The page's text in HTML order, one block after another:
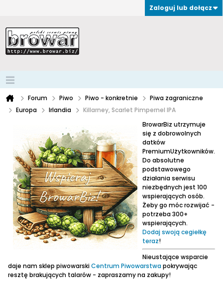
Zaloguj lub dołącz
Forum Piwo Piwo - konkretnie
Piwa zagraniczne
Europa
Irlandia
Killarney, Scarlet Pimpernel IPA
BrowarBiz utrzymuje
się z dobrowolnych
datków
PremiumUżytkowników.
Do absolutne
podstawowego
działania serwisu
niezbędnych jest 100
wspierających osób.
Żeby go móc rozwijać -
potrzeba 300+
wspierających.
Dodaj swoją cegiełkę
teraz!
Nieustające wsparcie
daje nam sklep piwowarskiCentrum Piwowarstwapokrywając
resztę brakujących talarów - zapraszamy na zakupy!